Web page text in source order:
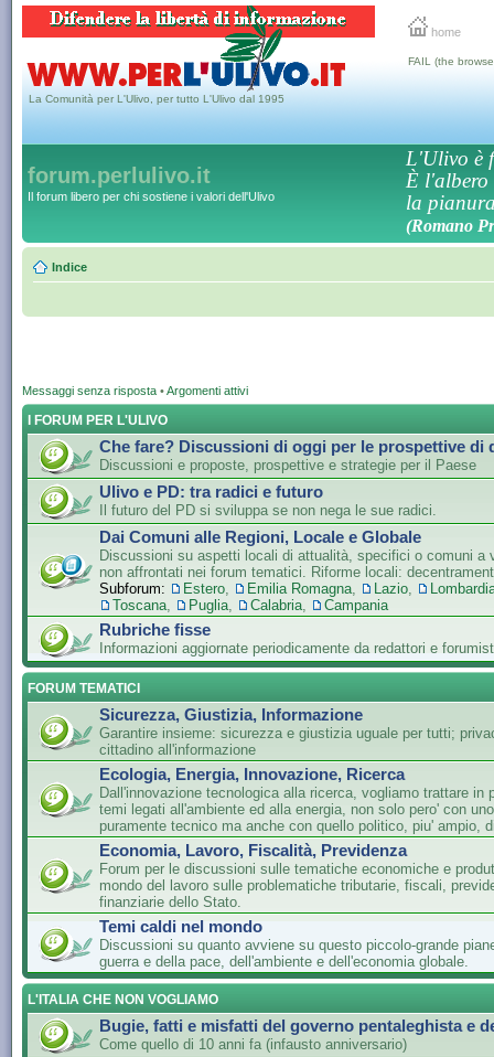
home
La Comunità per L'Ulivo, per tutto L'Ulivo dal 1995
FAIL (the
forum.perlulivo.it
Il forum libero per chi sostiene i valori dell'Ulivo
L'Ulivo è
È l'albero
la
(Romano
Indice
Messaggi senza risposta •Argomenti attivi
I FORUM PER L'ULIVO
Che fare? Discussioni di oggi per le prospettive di
Discussioni e proposte, prospettive e strategie per il Paese
Ulivo e PD: tra radici e futuro
Il futuro del PD si sviluppa se non nega le sue radici.
Dai Comuni alle Regioni, Locale e Globale
Discussioni su aspetti locali di attualità, specifici o comuni a
non affrontati nei forum tematici. Riforme locali:
Subforum:
Estero Emilia Romagna Lazio
Toscana
Puglia Calabria Campania
Rubriche fisse
Informazioni aggiornate periodicamente da redattori e
FORUM TEMATICI
Sicurezza, Giustizia, Informazione
Garantire insieme: sicurezza e giustizia uguale per tutti;
cittadino all'informazione
Ecologia, Energia, Innovazione, Ricerca
Dall'innovazione tecnologica alla ricerca, vogliamo trattare in
temi legati all'ambiente ed alla energia, non solo pero' con
puramente tecnico ma anche con quello politico, piu' ampio,
Economia, Lavoro, Fiscalità, Previdenza
Forum per le discussioni sulle tematiche economiche e
mondo del lavoro sulle problematiche tributarie, fiscali,
finanziarie dello Stato.
Temi caldi nel mondo
Discussioni su quanto avviene su questo piccolo-grande
guerra e della pace, dell'ambiente e dell'economia globale.
L'ITALIA CHE NON VOGLIAMO
Bugie, fatti e misfatti del governo pentaleghista e
Come quello di 10 anni fa (infausto anniversario)